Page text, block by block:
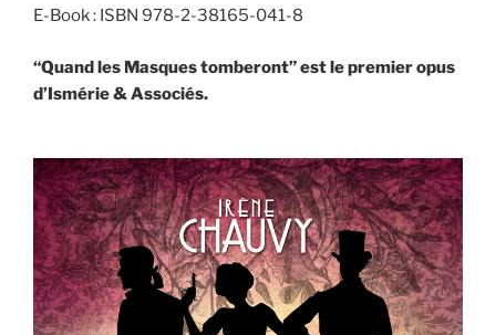
E-Book : ISBN 978-2-38165-041-8
“Quand les Masques tomberont” est le premier opus
d’Ismérie & Associés.